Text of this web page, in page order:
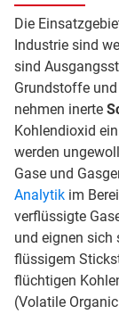
Die
Industrie sind
sind
Grundstoffe
nehmen inerte
Kohlendioxid
werden
Gase und
Analytik im
verflüssigte
und eignen sich
flüssigem
flüchtigen
(Volatile